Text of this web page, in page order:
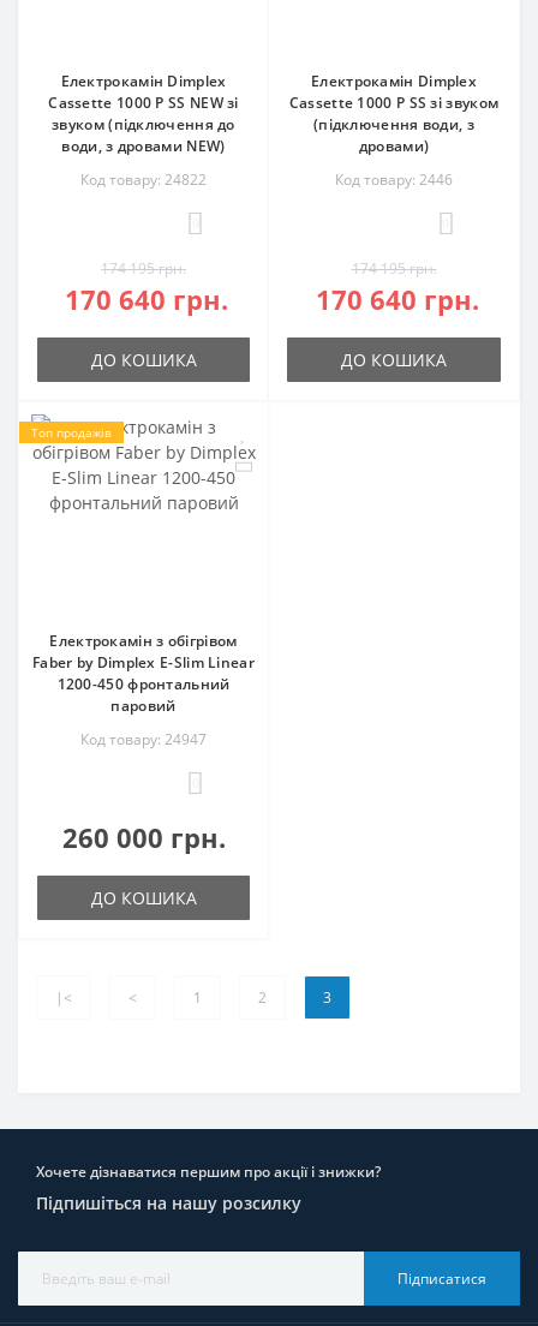
Електрокамін Dimplex
Cassette 1000 P SS NEW зі
звуком (підключення до
води, з дровами NEW)
Код товару: 24822
174 195 грн.
170 640 грн.
ДО КОШИКА
Електрокамін Dimplex
Cassette 1000 P SS зі звуком
(підключення води, з
дровами)
Код товару: 2446
174 195 грн.
170 640 грн.
ДО КОШИКА
Топ продажів
Електрокамін з обігрівом
Faber by Dimplex E-Slim Linear
1200-450 фронтальний
паровий
Код товару: 24947
260 000 грн.
ДО КОШИКА
|< < 1 2 3
Хочете дізнаватися першим про акції і знижки?
Підпишіться на нашу розсилку
Підписатися